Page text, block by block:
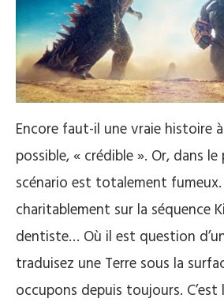
Encore faut-il une vraie histoire
possible, « crédible ». Or, dans
scénario est totalement fumeux.
charitablement sur la séquence
dentiste… Où il est question
traduisez une Terre sous la
occupons depuis toujours.